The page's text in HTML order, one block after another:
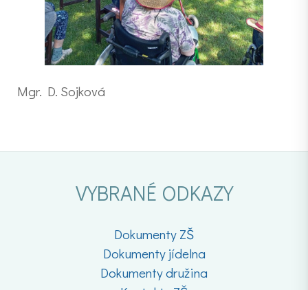
Mgr. D. Sojková
VYBRANÉ ODKAZY
Dokumenty ZŠ
Dokumenty jídelna
Dokumenty družina